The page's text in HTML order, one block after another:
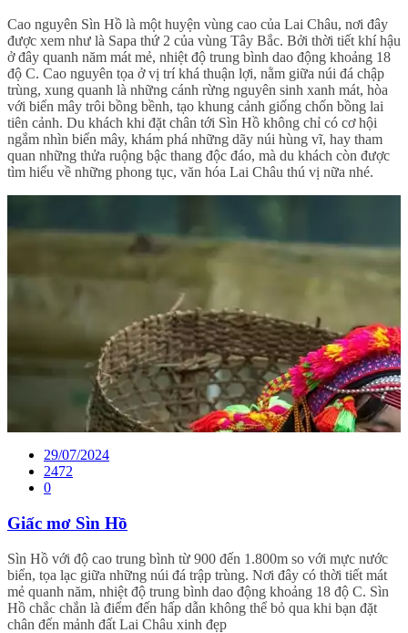
Cao nguyên Sìn Hồ là một huyện vùng cao của Lai Châu, nơi đây
được xem như là Sapa thứ 2 của vùng Tây Bắc. Bởi thời tiết khí hậu
ở đây quanh năm mát mẻ, nhiệt độ trung bình dao động khoảng 18
độ C. Cao nguyên tọa ở vị trí khá thuận lợi, nằm giữa núi đá chập
trùng, xung quanh là những cánh rừng nguyên sinh xanh mát, hòa
với biển mây trôi bồng bềnh, tạo khung cảnh giống chốn bồng lai
tiên cảnh. Du khách khi đặt chân tới Sìn Hồ không chỉ có cơ hội
ngắm nhìn biển mây, khám phá những dãy núi hùng vĩ, hay tham
quan những thửa ruộng bậc thang độc đáo, mà du khách còn được
tìm hiểu về những phong tục, văn hóa Lai Châu thú vị nữa nhé.
29/07/2024
2472
0
Giấc mơ Sìn Hồ
Sìn Hồ với độ cao trung bình từ 900 đến 1.800m so với mực nước
biển, tọa lạc giữa những núi đá trập trùng. Nơi đây có thời tiết mát
mẻ quanh năm, nhiệt độ trung bình dao động khoảng 18 độ C. Sìn
Hồ chắc chắn là điểm đến hấp dẫn không thể bỏ qua khi bạn đặt
chân đến mảnh đất Lai Châu xinh đẹp